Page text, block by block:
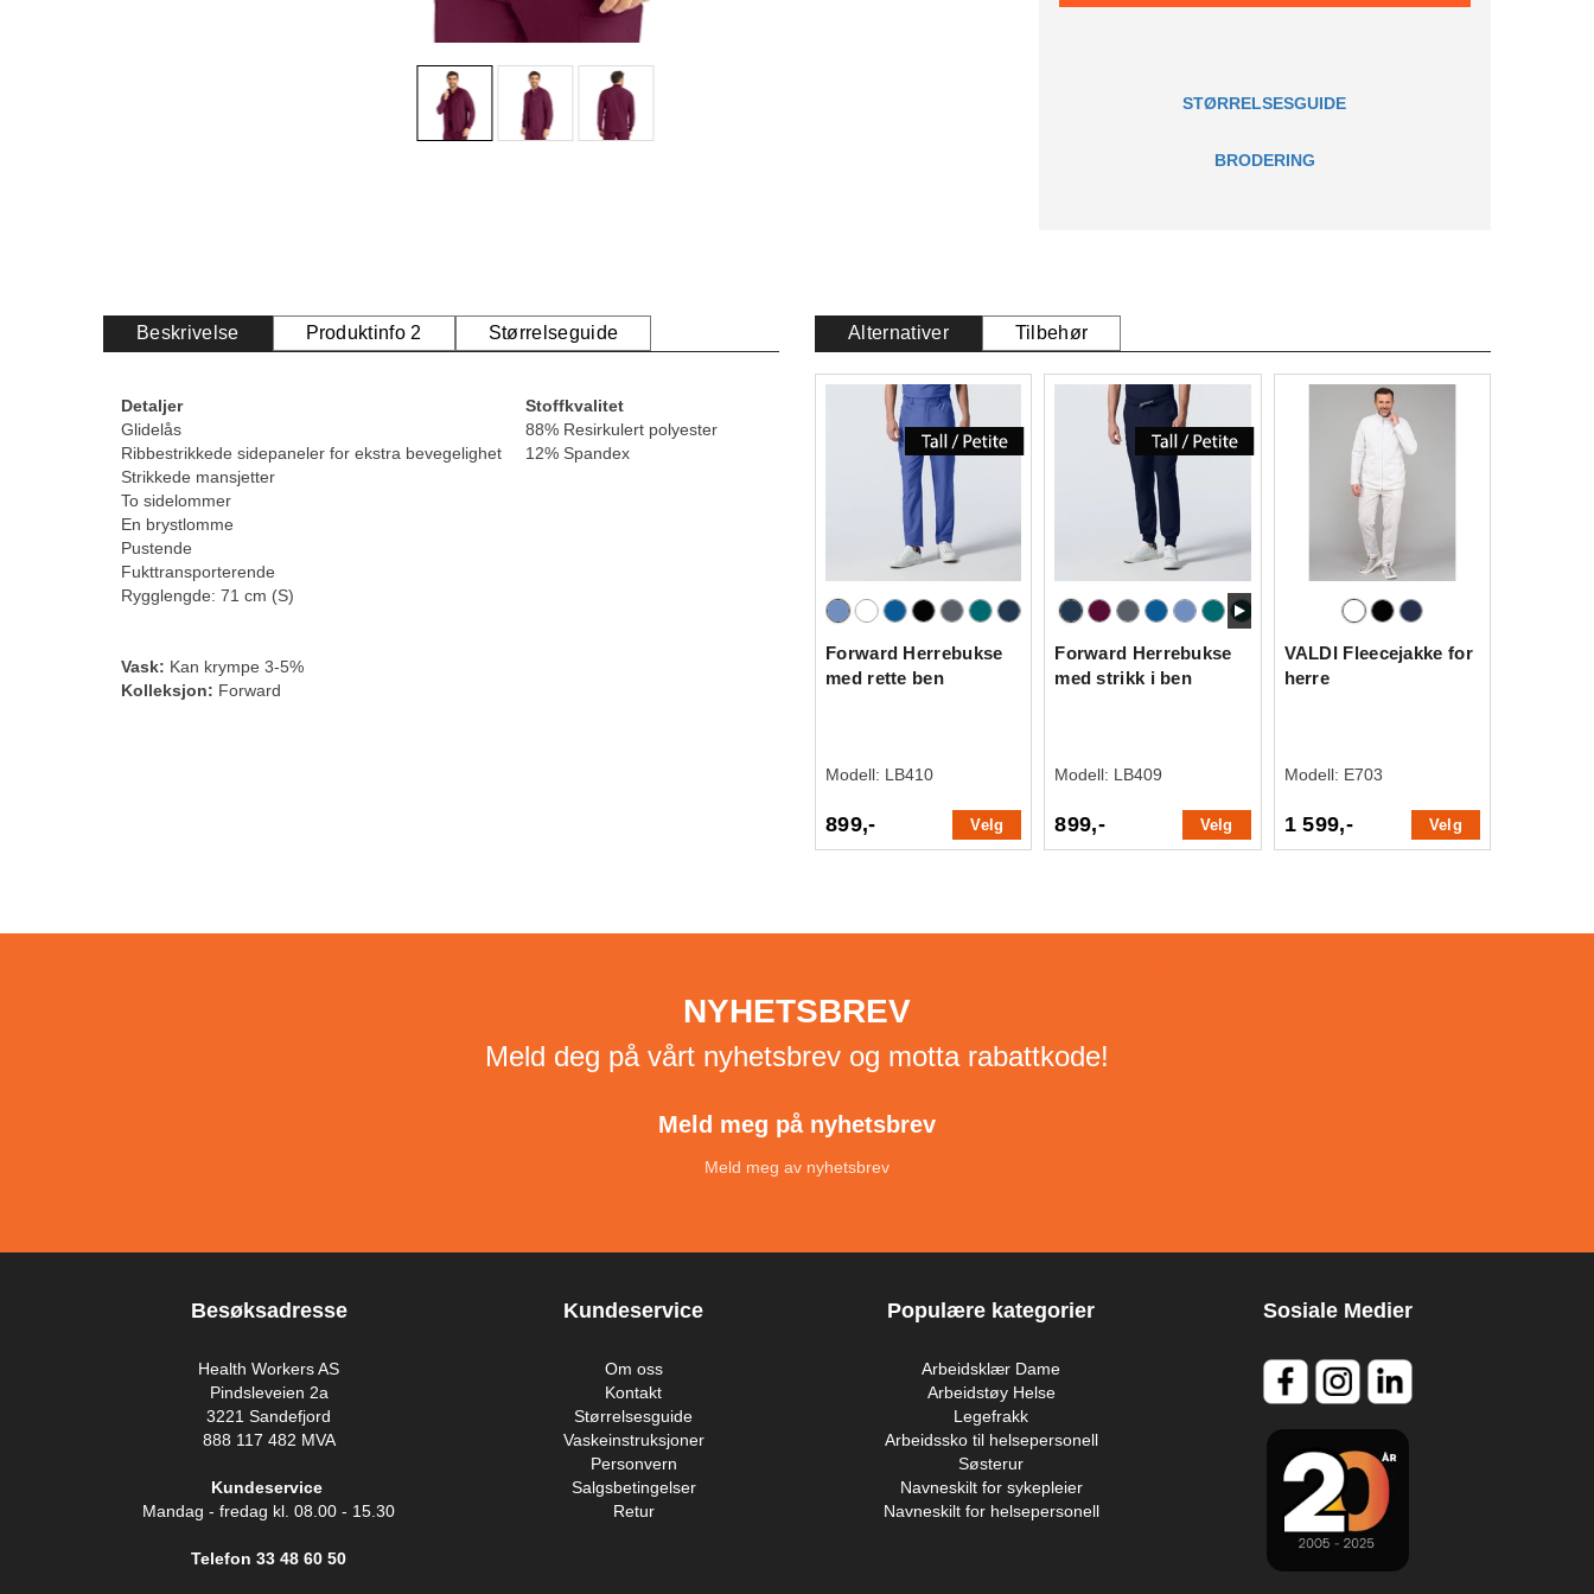
STØRRELSESGUIDE
BRODERING
Beskrivelse Produktinfo 2 Størrelseguide
Detaljer
Stoffkvalitet
Glidelås
88% Resirkulert polyester
Ribbestrikkede sidepaneler for ekstra bevegelighet 12% Spandex
Strikkede mansjetter
To sidelommer
En brystlomme
Pustende
Fukttransporterende
Rygglengde: 71 cm (S)
Vask: Kan krympe 3-5%
Kolleksjon: Forward
Alternativer Tilbehør
Forward Herrebukse
med rette ben
Modell: LB410
899,- Velg
Forward Herrebukse
med strikk i ben
Modell: LB409
899,- Velg
VALDI Fleecejakke for
herre
Modell: E703
1 599,- Velg
NYHETSBREV
Meld deg på vårt nyhetsbrev og motta rabattkode!
Meld meg på nyhetsbrev
Meld meg av nyhetsbrev
Besøksadresse
Health Workers AS
Pindsleveien 2a
3221 Sandefjord
888 117 482 MVA
Kundeservice
Mandag - fredag kl. 08.00 - 15.30
Telefon 33 48 60 50
Kundeservice
Om oss
Kontakt
Størrelsesguide
Vaskeinstruksjoner
Personvern
Salgsbetingelser
Retur
Populære kategorier
Arbeidsklær Dame
Arbeidstøy Helse
Legefrakk
Arbeidssko til helsepersonell
Søsterur
Navneskilt for sykepleier
Navneskilt for helsepersonell
Sosiale Medier